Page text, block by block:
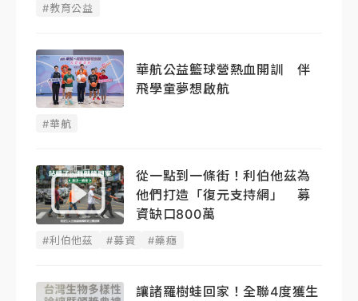
#教育公益
華航公益籃球營熱血開訓 伴
飛學童夢想啟航
#華航
從一點到一條街！利伯他茲為
他們打造「復元支持網」 募
資缺口800萬
#利伯他茲 #募資 #藥癮
讓諸羅樹蛙回家！全聯4度獲生